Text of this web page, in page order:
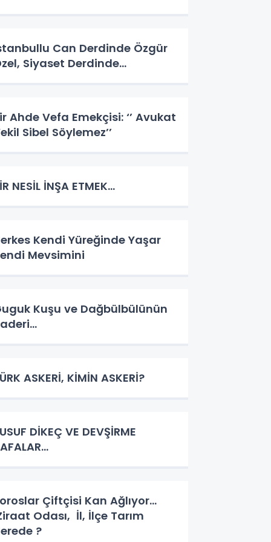
Can Derdinde Özgür
Siyaset Derdinde…
Ahde Vefa Emekçisi: ‘’ Avukat
Sibel Söylemez’’
NESİL İNŞA ETMEK…
Kendi Yüreğinde Yaşar
Mevsimini
Kuşu ve Dağbülbülünün
ASKERİ, KİMİN ASKERİ?
DİKEÇ VE DEVŞİRME
Çiftçisi Kan Ağlıyor…
Odası, İl, İlçe Tarım
?